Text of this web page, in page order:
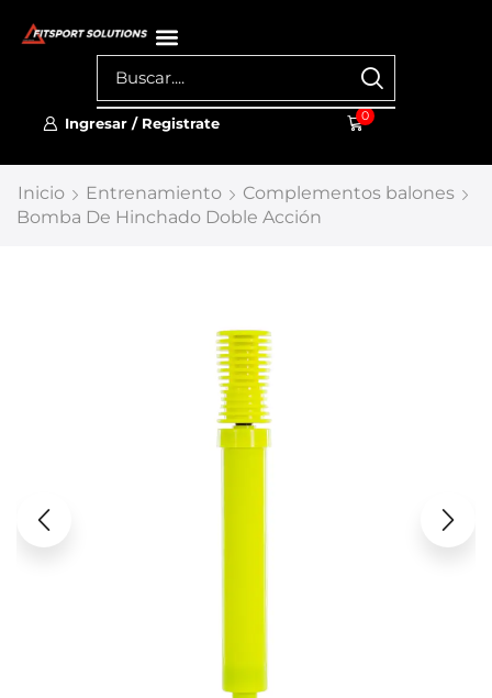
Ingresar / Registrate 0
Inicio Entrenamiento
Complementos balones
Bomba De Hinchado Doble Acción